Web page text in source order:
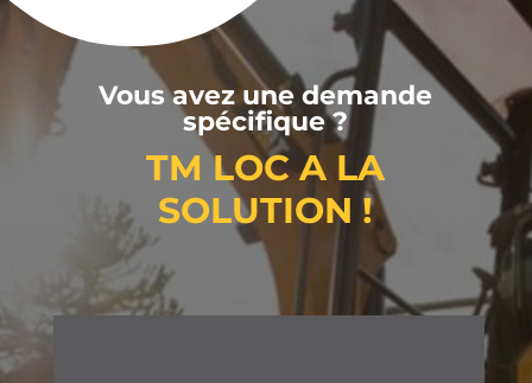
Vous avez une demande
spécifique ?
TM LOC A LA
SOLUTION !